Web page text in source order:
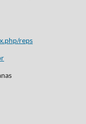
reps